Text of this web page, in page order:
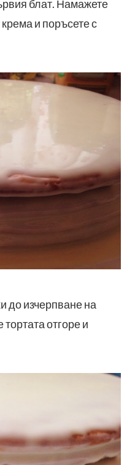
блат. Намажете
и поръсете с
до изчерпване на
отгоре и